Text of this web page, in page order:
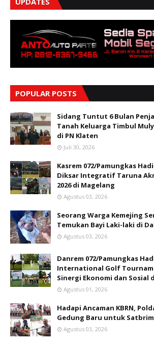
POPULAR POSTS
Sidang Tuntut 6 Bulan
Tanah Keluarga Timbul
di PN Klaten
Juli 30, 2026
Kasrem 072/Pamungkas
Diksar Integratif Taruna
2026 di Magelang
Agustus 03, 2026
Seorang Warga Kemejing
Temukan Bayi Laki-laki di
Agustus 03, 2026
Danrem 072/Pamungkas
International Golf
Sinergi Ekonomi dan Sosial
Agustus 01, 2026
Hadapi Ancaman KBRN,
Gedung Baru untuk
Agustus 03, 2026